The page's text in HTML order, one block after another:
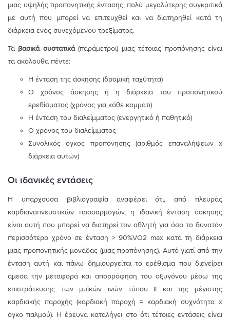
μιας υψηλής προπονητικής έντασης, πολύ μεγαλύτερης συγκριτικά
με αυτή που μπορεί να επιτευχθεί και να διατηρηθεί κατά τη
διάρκεια ενός συνεχόμενου τρεξίματος.
Τα βασικά συστατικά(παράμετροι) μιας τέτοιας προπόνησης είναι
τα ακόλουθα πέντε:
Η ένταση της άσκησης (δρομική ταχύτητα)
Ο χρόνος άσκησης ή η διάρκεια του προπονητικού
ερεθίσματος (χρόνος για κάθε κομμάτι)
Η ένταση του διαλείμματος (ενεργητικό ή παθητικό)
Ο χρόνος του διαλείμματος
Συνολικός όγκος προπόνησης (αριθμός επαναλήψεων x
διάρκεια αυτών)
Οι ιδανικές εντάσεις
Η υπάρχουσα βιβλιογραφία αναφέρει ότι, από πλευράς
καρδιαναπνευστικών προσαρμογών, η ιδανική ένταση άσκησης
είναι αυτή που μπορεί να διατηρεί τον αθλητή για όσο το δυνατόν
περισσότερο χρόνο σε ένταση > 90%VO2 max κατά τη διάρκεια
μιας προπονητικής μονάδας (μιας προπόνησης). Αυτό γιατί από την
ένταση αυτή και πάνω δημιουργείται το ερέθισμα που διεγείρει
άμεσα την μεταφορά και απορρόφηση του οξυγόνου μέσω της
επιστράτευσης των μυϊκών ινών τύπου ΙΙ και της μέγιστης
καρδιακής παροχής (καρδιακή παροχή = καρδιακή συχνότητα x
όγκο παλμού). Η έρευνα καταλήγει στο ότι τέτοιες εντάσεις είναι